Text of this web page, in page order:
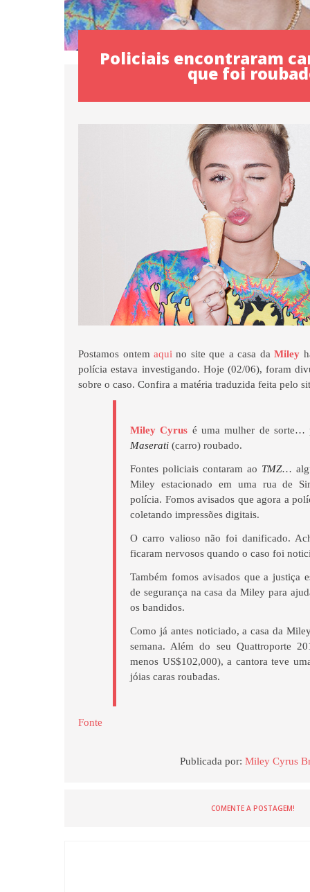
Policiais encontraram
que foi
Postamos ontem aqui no site que a casa daMiley
polícia estava investigando. Hoje (02/06), foram
sobre o caso. Confira a matéria traduzida feita pelo
Miley Cyrus é uma mulher de sorte…
Maserati (carro) roubado.
Fontes policiais contaram ao TMZ…
Miley estacionado em uma rua de
polícia. Fomos avisados que agora a
coletando impressões digitais.
O carro valioso não foi danificado.
ficaram nervosos quando o caso foi
Também fomos avisados que a justiça
de segurança na casa da Miley para
os bandidos.
Como já antes noticiado, a casa da
semana. Além do seu Quattroporte
menos US$102,000), a cantora teve
jóias caras roubadas.
Fonte
Publicada por:Miley Cyrus
COMENTE A POSTAGEM!